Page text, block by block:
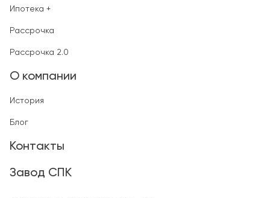
Ипотека +
Рассрочка
Рассрочка 2.0
О компании
История
Блог
Контакты
Завод СПК